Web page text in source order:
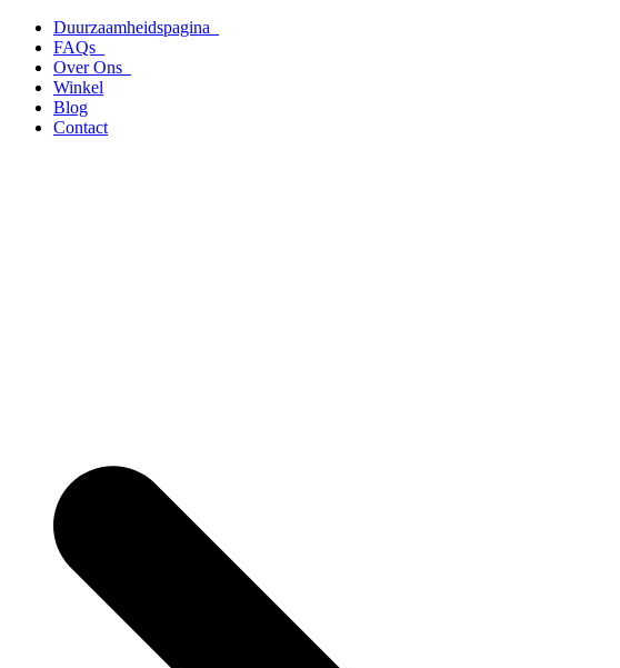
naar
inhoud
Duurzaamheidspagina
FAQs
Over Ons
Winkel
Blog
Contact